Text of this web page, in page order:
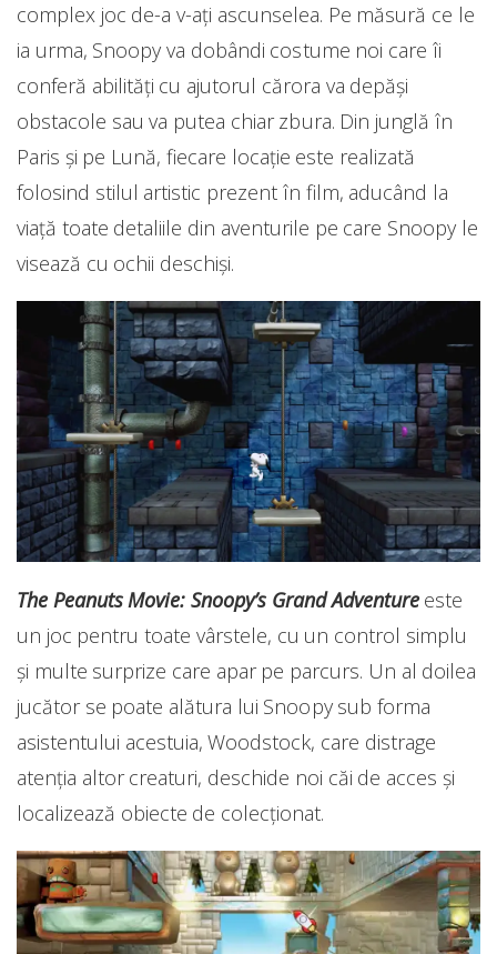
complex joc de-a v-ați ascunselea. Pe măsură ce le
ia urma, Snoopy va dobândi costume noi care îi
conferă abilități cu ajutorul cărora va depăși
obstacole sau va putea chiar zbura. Din junglă în
Paris și pe Lună, fiecare locație este realizată
folosind stilul artistic prezent în film, aducând la
viață toate detaliile din aventurile pe care Snoopy le
visează cu ochii deschiși.
The Peanuts Movie: Snoopy’s Grand Adventure este
un joc pentru toate vârstele, cu un control simplu
și multe surprize care apar pe parcurs. Un al doilea
jucător se poate alătura lui Snoopy sub forma
asistentului acestuia, Woodstock, care distrage
atenția altor creaturi, deschide noi căi de acces și
localizează obiecte de colecționat.